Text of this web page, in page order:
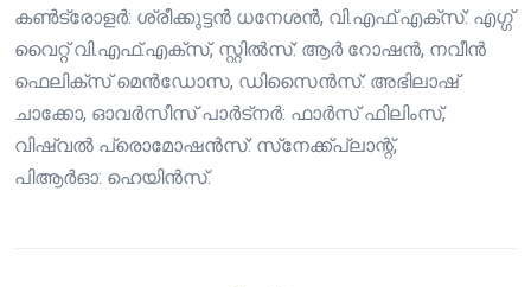
കണ്‍ട്രോളര്‍: ശ്രീക്കുട്ടന്‍ ധനേശന്‍, വി.എഫ്.എക്‌സ്: എഗ്ഗ്
വൈറ്റ് വി.എഫ്.എക്‌സ്, സ്റ്റില്‍സ്: ആര്‍ റോഷന്‍, നവീന്‍
ഫെലിക്‌സ് മെന്‍ഡോസ, ഡിസൈൻസ്: അഭിലാഷ്
ചാക്കോ, ഓവര്‍സീസ് പാര്‍ട്‌നര്‍: ഫാർസ് ഫിലിംസ്,
വിഷ്വല്‍ പ്രൊമോഷന്‍സ്: സ്‌നേക്ക്പ്ലാന്റ്,
പിആര്‍ഓ: ഹെയിന്‍സ്.